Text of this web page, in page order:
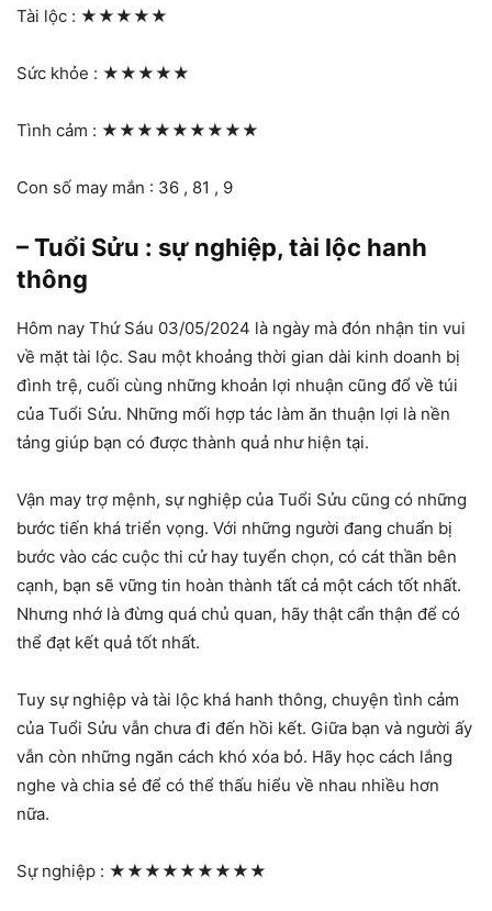
Tài lộc : ★★★★★
Sức khỏe : ★★★★★
Tình cảm : ★★★★★★★★★
Con số may mắn : 36 , 81 , 9
– Tuổi Sửu : sự nghiệp, tài lộc hanh
thông
Hôm nay Thứ Sáu 03/05/2024 là ngày mà đón nhận tin vui
về mặt tài lộc. Sau một khoảng thời gian dài kinh doanh bị
đình trệ, cuối cùng những khoản lợi nhuận cũng đổ về túi
của Tuổi Sửu. Những mối hợp tác làm ăn thuận lợi là nền
tảng giúp bạn có được thành quả như hiện tại.
Vận may trợ mệnh, sự nghiệp của Tuổi Sửu cũng có những
bước tiến khá triển vọng. Với những người đang chuẩn bị
bước vào các cuộc thi cử hay tuyển chọn, có cát thần bên
cạnh, bạn sẽ vững tin hoàn thành tất cả một cách tốt nhất.
Nhưng nhớ là đừng quá chủ quan, hãy thật cẩn thận để có
thể đạt kết quả tốt nhất.
Tuy sự nghiệp và tài lộc khá hanh thông, chuyện tình cảm
của Tuổi Sửu vẫn chưa đi đến hồi kết. Giữa bạn và người ấy
vẫn còn những ngăn cách khó xóa bỏ. Hãy học cách lắng
nghe và chia sẻ để có thể thấu hiểu về nhau nhiều hơn
nữa.
Sự nghiệp : ★★★★★★★★★